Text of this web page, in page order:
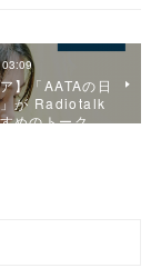
】「AATAの日
が Radiotalk
めのトーク…